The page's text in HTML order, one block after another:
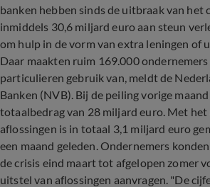
banken hebben sinds de uitbraak van het
inmiddels 30,6 miljard euro aan steun
om hulp in de vorm van extra leningen of
Daar maakten ruim 169.000
particulieren gebruik van, meldt de
Banken (NVB). Bij de peiling vorige
totaalbedrag van 28 miljard euro. Met
aflossingen is in totaal 3,1 miljard euro
een maand geleden. Ondernemers
de crisis eind maart tot afgelopen zomer
uitstel van aflossingen aanvragen. "De